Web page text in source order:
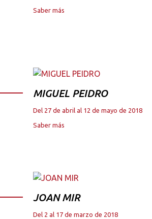
Saber más
MIGUEL PEIDRO
Del 27 de abril al 12 de mayo de 2018
Saber más
JOAN MIR
Del 2 al 17 de marzo de 2018